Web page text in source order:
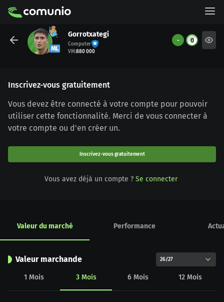
ML
Gorrotxategi
Computer
VM:880 000
- 0
Inscrivez-vous gratuitement
Vous devez être connecté à votre compte pour pouvoir
utiliser cette fonctionnalité. Merci de vous connecter à
votre compte ou d'en créer un.
Inscrivez-vous gratuitement
Vous avez déjà un compte ? Se connecter
Valeur du marché Performance
Valeur marchande 26/27
1 Mois 3 Mois 6 Mois 12 Mois